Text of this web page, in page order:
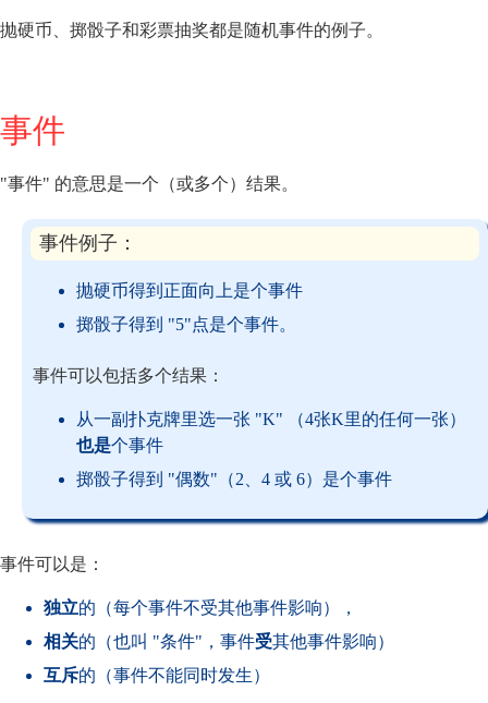
抛硬币、掷骰子和彩票抽奖都是随机事件的例子。
事件
"事件" 的意思是一个（或多个）结果。
事件例子：
抛硬币得到正面向上是个事件
掷骰子得到 "5"点是个事件。
事件可以包括多个结果：
从一副扑克牌里选一张 "K" （4张K里的任何一张）
也是个事件
掷骰子得到 "偶数"（2、4 或 6）是个事件
事件可以是：
独立的（每个事件不受其他事件影响），
相关的（也叫 "条件"，事件受其他事件影响）
互斥的（事件不能同时发生）